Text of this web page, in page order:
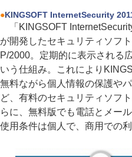
●KINGSOFT InternetSecurity
「KINGSOFT
が開発したセキュリティソフ
P/2000。定期的に表示される
いう仕組み。これにより
無料ながら個人情報の保護や
ど、有料のセキュリティソフ
らに、無料版でも電話とメー
使用条件は個人で、商用での利